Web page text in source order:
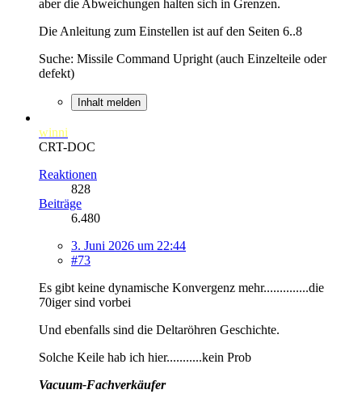
aber die Abweichungen halten sich in Grenzen.
Die Anleitung zum Einstellen ist auf den Seiten 6..8
Suche: Missile Command Upright (auch Einzelteile oder
defekt)
Inhalt melden
winni
CRT-DOC
Reaktionen
828
Beiträge
6.480
3. Juni 2026 um 22:44
#73
Es gibt keine dynamische Konvergenz mehr..............die
70iger sind vorbei
Und ebenfalls sind die Deltaröhren Geschichte.
Solche Keile hab ich hier...........kein Prob
Vacuum-Fachverkäufer